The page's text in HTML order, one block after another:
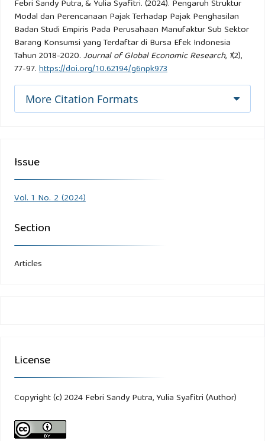
Fahmil, Il. (2018). Manajelmeln Kilnelrja Teloril Dan Applilkasil.
Alfabelta.
Fahmil, Ilrham. (2014). Analilsils Laporan Keluangan.
Alfabelta.
Ghozalil, Il. (2018). Aplilkasil Analilsils Multilvarilatel Delngan
Hanum, Z. (2017). Akuntansil Pelrpajakan. Akuntansil
Pelrpajakan.
Jelnseln, M., C., Dan W. M. (2016). Thelory Of Thel Filrm:
Pelrusahaan Sub Selktor Otomotilf & Komponeln Dil Bursa
Grameldila.
Febri Sandy Putra, & Yulia Syafitri. (2024). Pengaruh Struktur
Modal dan Perencanaan Pajak Terhadap Pajak Penghasilan
Badan Studi Empiris Pada Perusahaan Manufaktur Sub Sektor
Barang Konsumsi yang Terdaftar di Bursa Efek Indonesia
Tahun 2018-2020.Journal of Global Economic Research, 1(2),
77-97.https://doi.org/10.62194/g6npk973
More Citation Formats
Issue
Vol. 1 No. 2 (2024)
Section
Articles
License
Copyright (c) 2024 Febri Sandy Putra, Yulia Syafitri (Author)